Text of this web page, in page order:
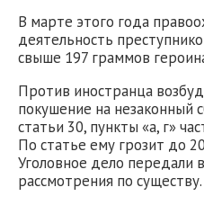
В марте этого года
деятельность
свыше 197 граммов
Против иностранца
покушение на незаконный
статьи 30, пункты «а, г»
По статье ему грозит до
Уголовное дело передали
рассмотрения по существу.